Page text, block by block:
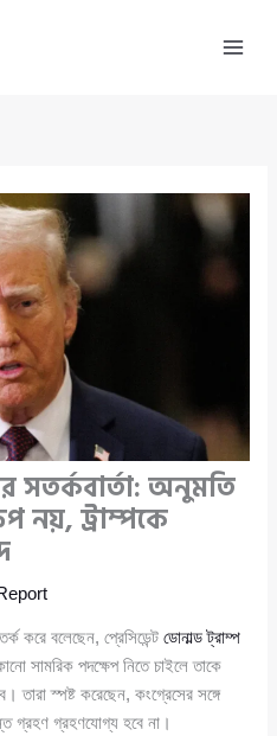
সতর্কবার্তা: অনুমতি
নয়, ট্রাম্পকে
করে বলেছেন, প্রেসিডেন্টডোনাল্ড ট্রাম্প
সামরিক পদক্ষেপ নিতে চাইলে তাকে
স্পষ্ট করেছেন, কংগ্রেসের সঙ্গে
গ্রহণ গ্রহণযোগ্য হবে না।